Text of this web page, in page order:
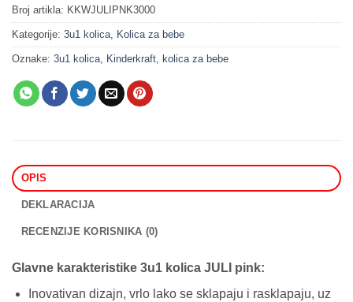
Broj artikla: KKWJULIPNK3000
Kategorije: 3u1 kolica Kolica za bebe
Oznake: 3u1 kolica Kinderkraft kolica za bebe
OPIS
DEKLARACIJA
RECENZIJE KORISNIKA (0)
Glavne karakteristike 3u1 kolica JULI pink:
Inovativan dizajn, vrlo lako se sklapaju i rasklapaju, uz